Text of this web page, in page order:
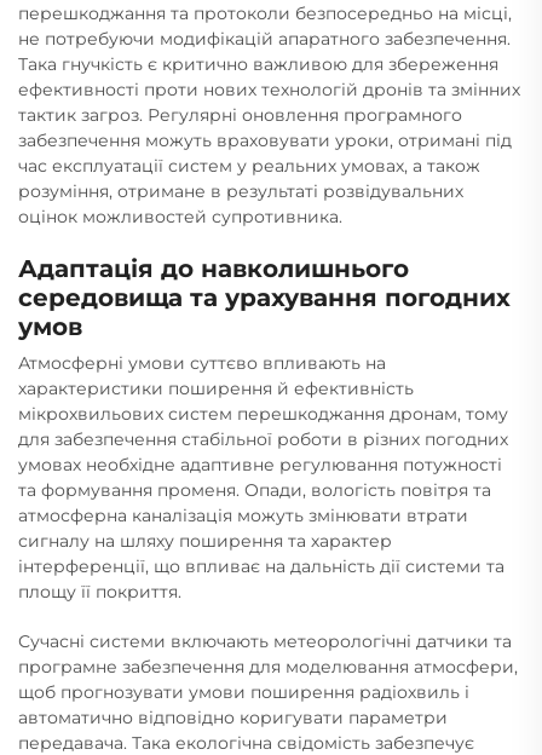
перешкоджання та протоколи безпосередньо на місці,
не потребуючи модифікацій апаратного забезпечення.
Така гнучкість є критично важливою для збереження
ефективності проти нових технологій дронів та змінних
тактик загроз. Регулярні оновлення програмного
забезпечення можуть враховувати уроки, отримані під
час експлуатації систем у реальних умовах, а також
розуміння, отримане в результаті розвідувальних
оцінок можливостей супротивника.
Адаптація до навколишнього
середовища та урахування погодних
умов
Атмосферні умови суттєво впливають на
характеристики поширення й ефективність
мікрохвильових систем перешкоджання дронам, тому
для забезпечення стабільної роботи в різних погодних
умовах необхідне адаптивне регулювання потужності
та формування променя. Опади, вологість повітря та
атмосферна каналізація можуть змінювати втрати
сигналу на шляху поширення та характер
інтерференції, що впливає на дальність дії системи та
площу її покриття.
Сучасні системи включають метеорологічні датчики та
програмне забезпечення для моделювання атмосфери,
щоб прогнозувати умови поширення радіохвиль і
автоматично відповідно коригувати параметри
передавача. Така екологічна свідомість забезпечує